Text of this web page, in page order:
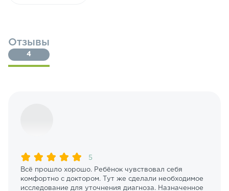
Отзывы
4
5
Всё прошло хорошо. Ребёнок чувствовал себя
комфортно с доктором. Тут же сделали необходимое
исследование для уточнения диагноза. Назначенное